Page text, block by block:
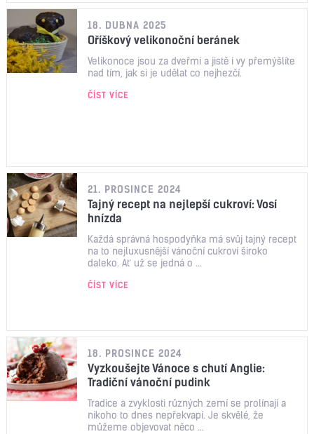
18. DUBNA 2025
Oříškový velikonoční beránek
Velikonoce jsou za dveřmi a jistě i vy přemýšlíte
nad tím, jak si je udělat co nejhezčí.
ČÍST VÍCE
21. PROSINCE 2024
Tajný recept na nejlepší cukroví: Vosí
hnízda
Každá správná hospodyňka má svůj tajný recept
na to nejluxusnější vánoční cukroví široko
daleko. Ať už se jedná o ...
ČÍST VÍCE
18. PROSINCE 2024
Vyzkoušejte Vánoce s chutí Anglie:
Tradiční vánoční pudink
Tradice a zvyklosti různých zemí se prolínají a
nikoho to dnes nepřekvapí. Je skvělé, že
můžeme objevovat něco ...